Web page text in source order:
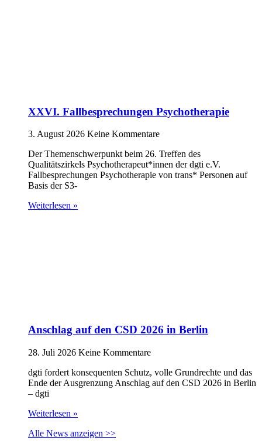
XXVI. Fallbesprechungen Psychotherapie
3. August 2026 Keine Kommentare
Der Themenschwerpunkt beim 26. Treffen des
Qualitätszirkels Psychotherapeut*innen der dgti e.V.
Fallbesprechungen Psychotherapie von trans* Personen auf
Basis der S3-
Weiterlesen »
Anschlag auf den CSD 2026 in Berlin
28. Juli 2026 Keine Kommentare
dgti fordert konsequenten Schutz, volle Grundrechte und das
Ende der Ausgrenzung Anschlag auf den CSD 2026 in Berlin
– dgti
Weiterlesen »
Alle News anzeigen >>